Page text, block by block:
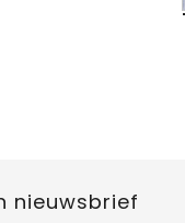
nieuwsbrief